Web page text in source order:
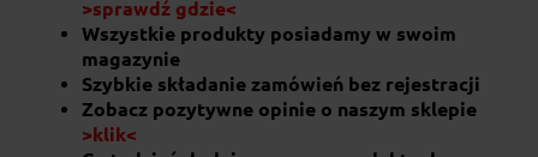
>sprawdź gdzie<
Wszystkie produkty posiadamy w swoim
magazynie
Szybkie składanie zamówień bez rejestracji
Zobacz pozytywne opinie o naszym sklepie
>klik<